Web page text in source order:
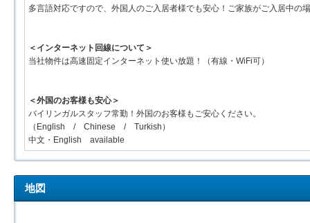
多言語対応ですので、外国人のご入居者様でも安心！ご家族がご入居中の
＜インターネット回線について＞
当社物件は高速固定インターネット使い放題！（有線・WiFi可）
＜外国のお客様も安心＞
バイリンガルスタッフ常勤！外国のお客様もご安心ください。
（English / Chinese / Turkish）
中文・English available
地図